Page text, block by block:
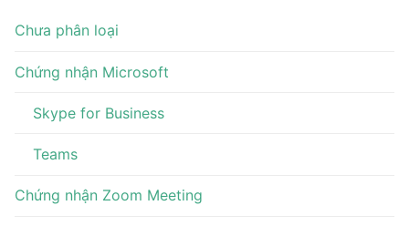
Chưa phân loại
Chứng nhận Microsoft
Skype for Business
Teams
Chứng nhận Zoom Meeting